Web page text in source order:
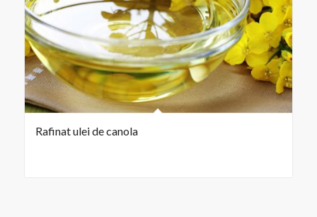
Rafinat ulei de canola